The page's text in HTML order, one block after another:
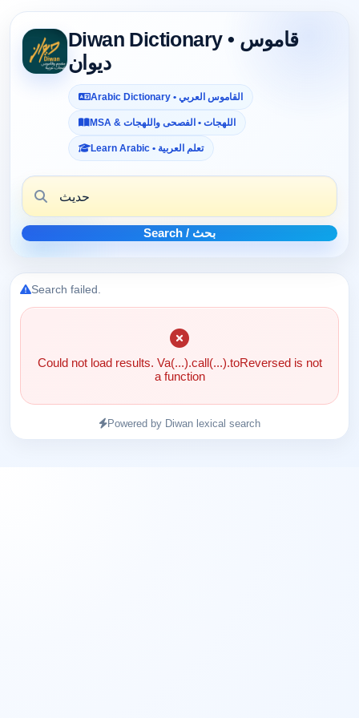
Diwan Dictionary • قاموس
ديوان
Arabic Dictionary • القاموس العربي
MSA & اللهجات • الفصحى واللهجات
Learn Arabic • تعلم العربية
Search / بحث
Search failed.
Could not load results. Va(...).call(...).toReversed is not
a function
Powered by Diwan lexical search